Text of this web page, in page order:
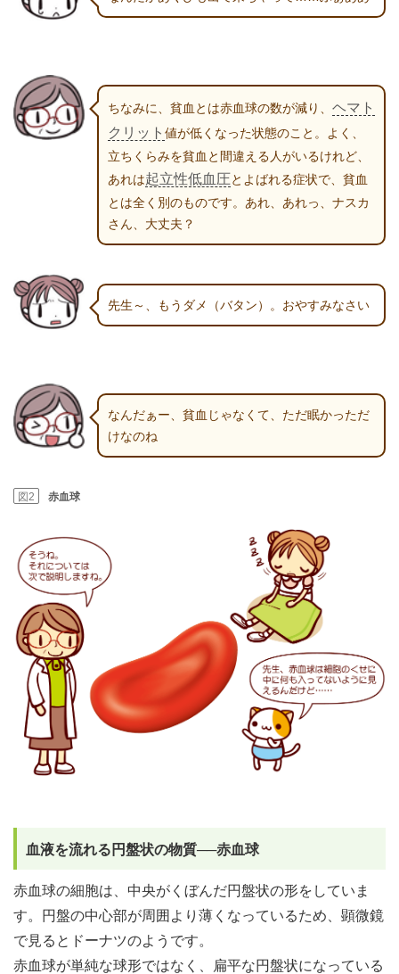
ちなみに、貧血とは赤血球の数が減り、 ヘマト
クリット 値が低くなった状態のこと。よく、
立ちくらみを貧血と間違える人がいるけれど、
あれは起立性低血圧とよばれる症状で、貧血
とは全く別のものです。あれ、あれっ、ナスカ
さん、大丈夫？
先生～、もうダメ（バタン）。おやすみなさい
なんだぁー、貧血じゃなくて、ただ眠かっただ
けなのね
図2 赤血球
血液を流れる円盤状の物質──赤血球
赤血球の細胞は、中央がくぼんだ円盤状の形をしていま
す。円盤の中心部が周囲より薄くなっているため、顕微鏡
で見るとドーナツのようです。
赤血球が単純な球形ではなく、扁平な円盤状になっている